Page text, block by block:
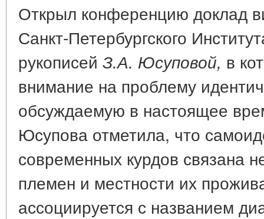
Открыл конференцию доклад
Санкт-Петербургского
рукописей З.А. Юсуповой, в
внимание на проблему
обсуждаемую в настоящее
Юсупова отметила, что
современных курдов связана
племен и местности их
ассоциируется с названием